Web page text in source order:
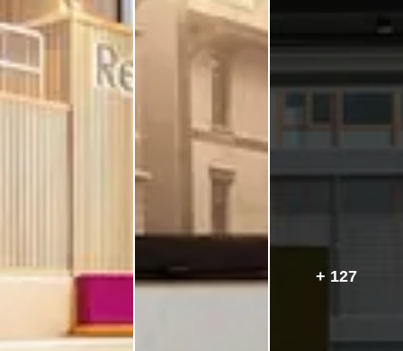
+ 127